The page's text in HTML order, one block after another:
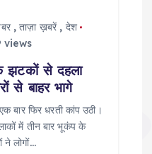
,ताज़ा ख़बरें , देश
views
झटकों से दहला
से बाहर भागे
फिर धरती कांप उठी।
में तीन बार भूकंप के
लोगों…